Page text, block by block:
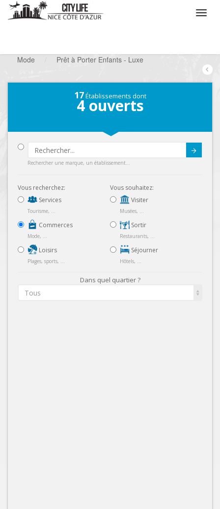
Mode
Prêt à Porter Enfants - Luxe
17Établissements dont
4ouverts
Rechercher une marque, un établissement...
Vous recherchez:
Services
Tourisme, ...
Commerces
Mode, ...
Loisirs
Plages, sports, ...
Vous souhaitez:
Visiter
Musées, ...
Sortir
Restaurants, ...
Séjourner
Hôtels, ...
Dans quel quartier ?
Tous